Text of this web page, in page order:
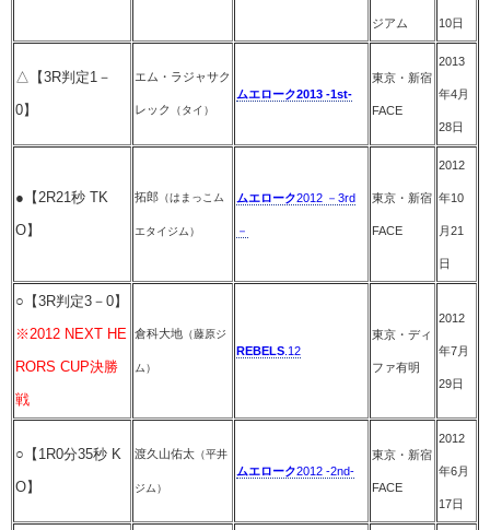
ジアム 10日
△【3R判定1－
0】
エム・ラジャサク
レック （タイ）
ムエローク2013 -1st-
東京・新宿
FACE
2013
年4月
28日
●【2R21秒 TK
O】
拓郎 （はまっこム
エタイジム）
ムエローク2012 －3rd
－
東京・新宿
FACE
2012
年10
月21
日
○【3R判定3－0】
※2012 NEXT HE
RORS CUP決勝
戦
倉科大地 （藤原ジ
ム）
REBELS .12
東京・ディ
ファ有明
2012
年7月
29日
○【1R0分35秒 K
O】
渡久山佑太 （平井
ジム）
ムエローク2012 -2nd-
東京・新宿
FACE
2012
年6月
17日